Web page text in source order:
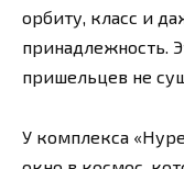
орбиту, класс и
принадлежность.
пришельцев не
У комплекса